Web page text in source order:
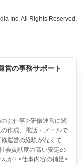
Inc. All Rights Reserved.
営の事務サポート
お仕事!>研修運営に関
作成、電話・メールで
運営の経験がなくて
会貢献度の高い安定の
か? <仕事内容の補足>